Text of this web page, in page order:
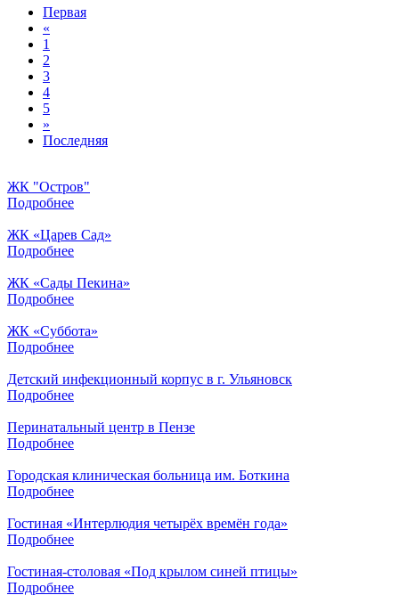
Первая
«
1
2
3
4
5
»
Последняя
ЖК "Остров"
Подробнее
ЖК «Царев Сад»
Подробнее
ЖК «Сады Пекина»
Подробнее
ЖК «Суббота»
Подробнее
Детский инфекционный корпус в г. Ульяновск
Подробнее
Перинатальный центр в Пензе
Подробнее
Городская клиническая больница им. Боткина
Подробнее
Гостиная «Интерлюдия четырёх времён года»
Подробнее
Гостиная-столовая «Под крылом синей птицы»
Подробнее